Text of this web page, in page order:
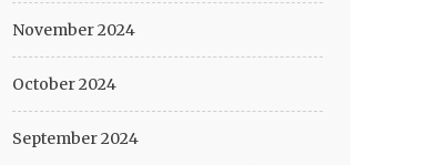
November 2024
October 2024
September 2024